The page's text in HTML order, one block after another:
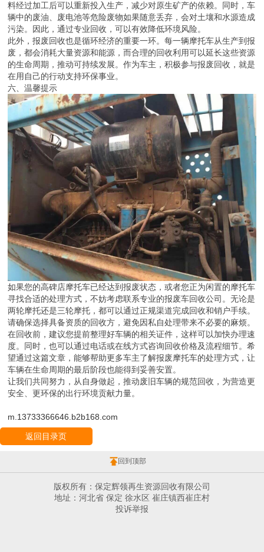
料经过加工后可以重新投入生产，减少对原生矿产的依赖。同时，车
辆中的废油、废电池等危险废物如果随意丢弃，会对土壤和水源造成
污染。因此，通过专业回收，可以有效降低环境风险。
此外，报废回收也是循环经济的重要一环。每一辆摩托车从生产到报
废，都会消耗大量资源和能源，而合理的回收利用可以延长这些资源
的生命周期，推动可持续发展。作为车主，积极参与报废回收，就是
在用自己的行动支持环保事业。
六、温馨提示
如果您的高碑店摩托车已经达到报废状态，或者您正为闲置的摩托车
寻找合适的处理方式，不妨考虑联系专业的报废车回收公司。无论是
两轮摩托还是三轮摩托，都可以通过正规渠道完成回收和销户手续。
请确保选择具备资质的回收方，避免因私自处理带来不必要的麻烦。
在回收前，建议您提前整理好车辆的相关证件，这样可以加快办理速
度。同时，也可以通过电话或在线方式咨询回收价格及流程细节。希
望通过这篇文章，能够帮助更多车主了解报废摩托车的处理方式，让
车辆在生命周期的最后阶段也能得到妥善安置。
让我们共同努力，从自身做起，推动废旧车辆的规范回收，为营造更
安全、更环保的出行环境贡献力量。
m.13733366646.b2b168.com
返回目录页
回到顶部
版权所有：保定辉领再生资源回收有限公司
地址：河北省 保定 徐水区 崔庄镇西崔庄村
投诉举报